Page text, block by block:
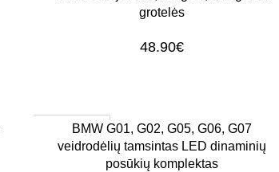
grotelės
48.90€
1–3 d. d.
Į KREPŠELĮBMW G01, G02, G05, G06, G07
veidrodėlių tamsintas LED dinaminių
posūkių komplektas